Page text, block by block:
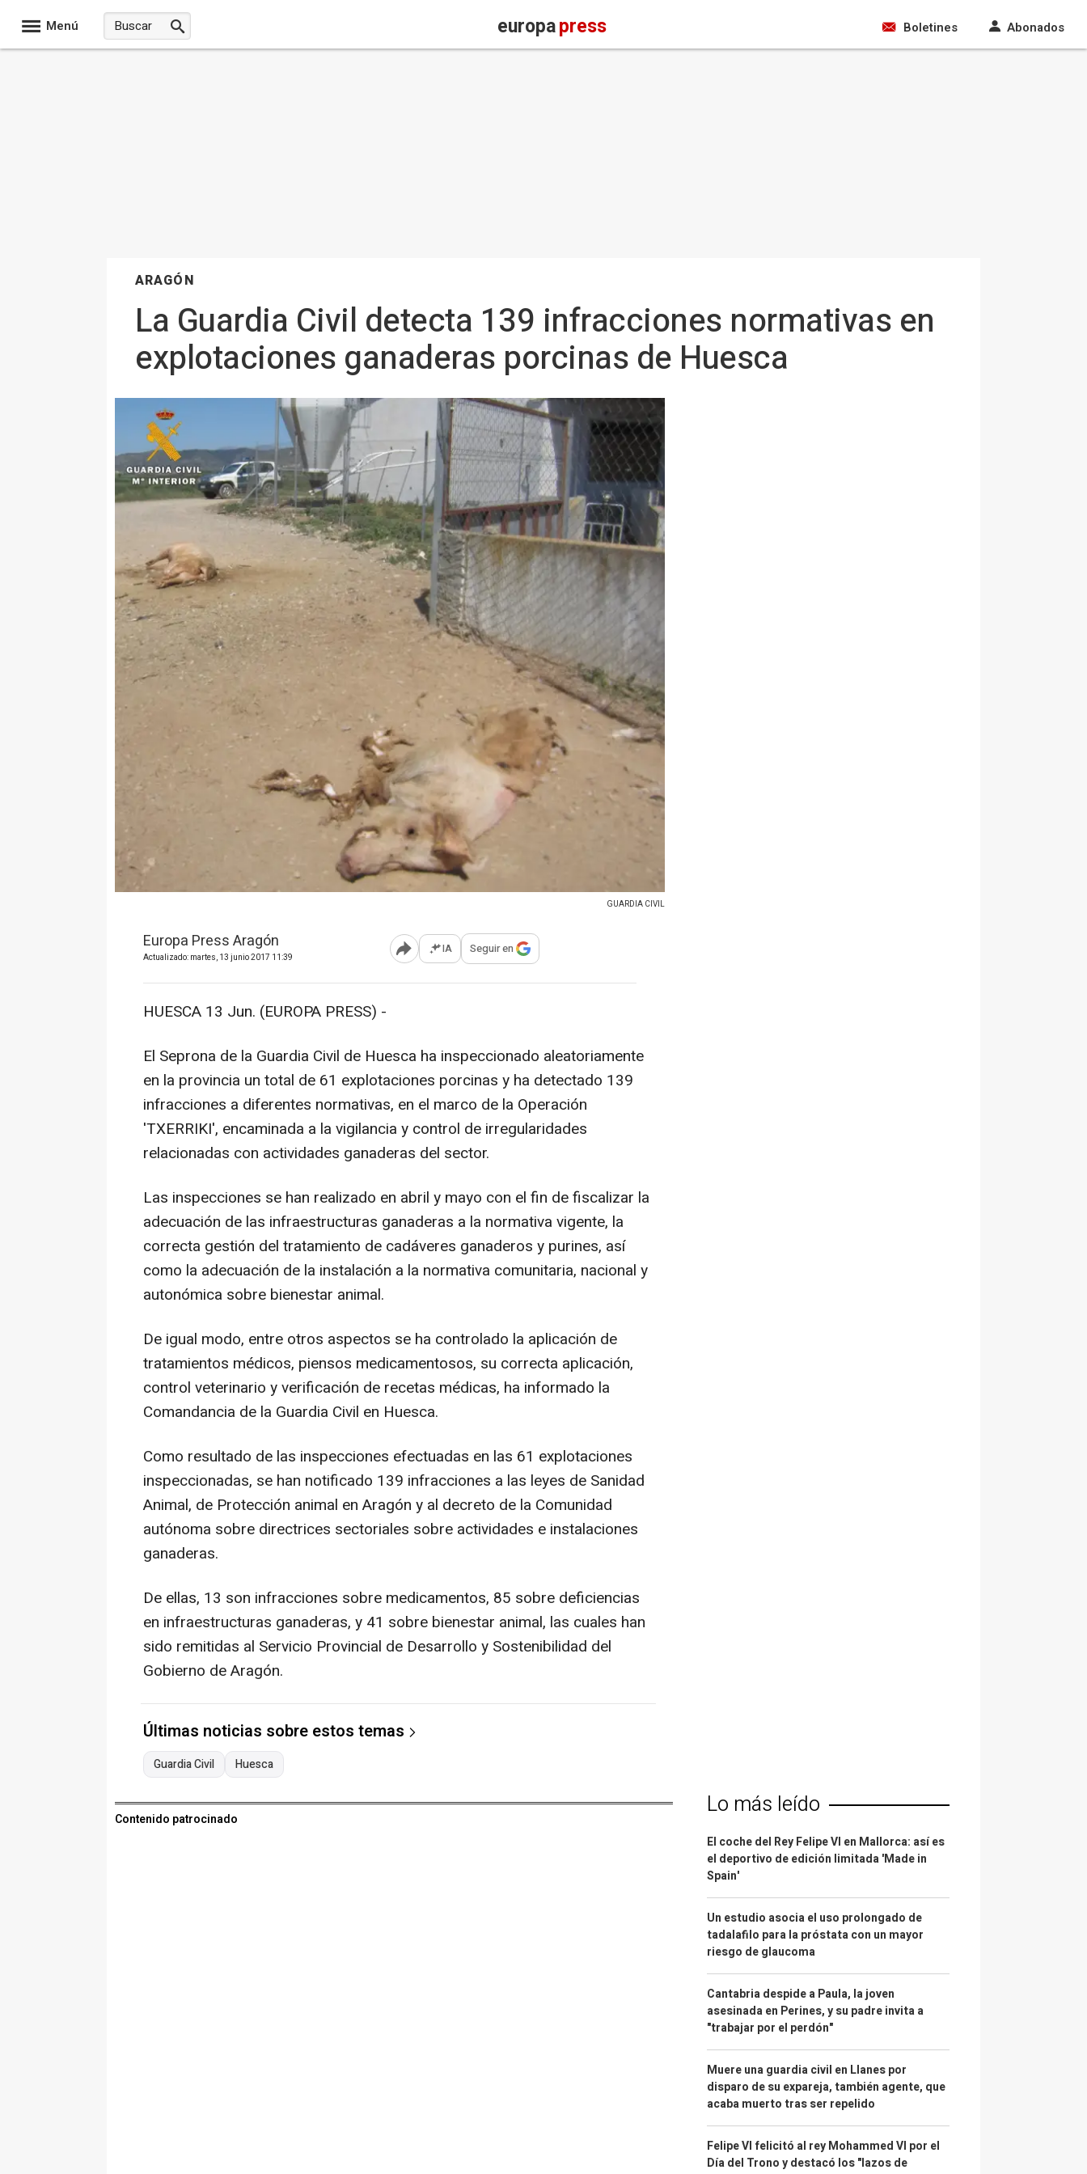
Menú europapress Boletines Abonados
ARAGÓN
La Guardia Civil detecta 139 infracciones normativas en
explotaciones ganaderas porcinas de Huesca
GUARDIA CIVIL
Europa Press Aragón
Actualizado: martes, 13 junio 2017 11:39 Abrir opciones para compartir
IA Seguir en
HUESCA 13 Jun. (EUROPA PRESS) -
El Seprona de la Guardia Civil de Huesca ha inspeccionado aleatoriamente
en la provincia un total de 61 explotaciones porcinas y ha detectado 139
infracciones a diferentes normativas, en el marco de la Operación
'TXERRIKI', encaminada a la vigilancia y control de irregularidades
relacionadas con actividades ganaderas del sector.
Las inspecciones se han realizado en abril y mayo con el fin de fiscalizar la
adecuación de las infraestructuras ganaderas a la normativa vigente, la
correcta gestión del tratamiento de cadáveres ganaderos y purines, así
como la adecuación de la instalación a la normativa comunitaria, nacional y
autonómica sobre bienestar animal.
De igual modo, entre otros aspectos se ha controlado la aplicación de
tratamientos médicos, piensos medicamentosos, su correcta aplicación,
control veterinario y verificación de recetas médicas, ha informado la
Comandancia de la Guardia Civil en Huesca.
Como resultado de las inspecciones efectuadas en las 61 explotaciones
inspeccionadas, se han notificado 139 infracciones a las leyes de Sanidad
Animal, de Protección animal en Aragón y al decreto de la Comunidad
autónoma sobre directrices sectoriales sobre actividades e instalaciones
ganaderas.
De ellas, 13 son infracciones sobre medicamentos, 85 sobre deficiencias
en infraestructuras ganaderas, y 41 sobre bienestar animal, las cuales han
sido remitidas al Servicio Provincial de Desarrollo y Sostenibilidad del
Gobierno de Aragón.
Últimas noticias sobre estos temas
Guardia Civil Huesca
Contenido patrocinado Lo más leído
El coche del Rey Felipe VI en Mallorca: así es
el deportivo de edición limitada 'Made in
Spain'
Un estudio asocia el uso prolongado de
tadalafilo para la próstata con un mayor
riesgo de glaucoma
Cantabria despide a Paula, la joven
asesinada en Perines, y su padre invita a
"trabajar por el perdón"
Muere una guardia civil en Llanes por
disparo de su expareja, también agente, que
acaba muerto tras ser repelido
Felipe VI felicitó al rey Mohammed VI por el
Día del Trono y destacó los "lazos de